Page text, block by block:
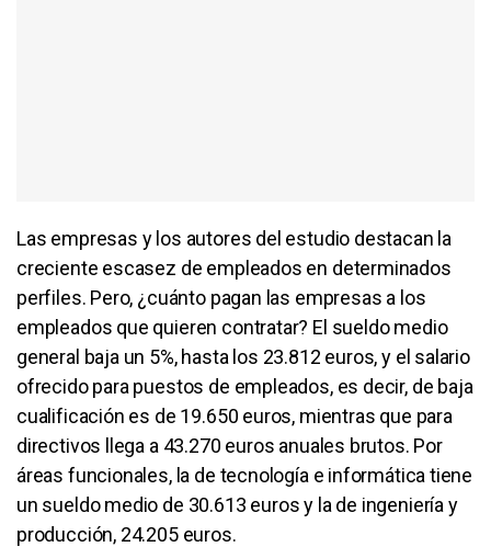
Las empresas y los autores del estudio destacan la
creciente escasez de empleados en determinados
perfiles. Pero, ¿cuánto pagan las empresas a los
empleados que quieren contratar? El sueldo medio
general baja un 5%, hasta los 23.812 euros, y el salario
ofrecido para puestos de empleados, es decir, de baja
cualificación es de 19.650 euros, mientras que para
directivos llega a 43.270 euros anuales brutos. Por
áreas funcionales, la de tecnología e informática tiene
un sueldo medio de 30.613 euros y la de ingeniería y
producción, 24.205 euros.